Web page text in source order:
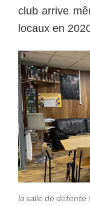
club arrive
locaux en
la salle de détente